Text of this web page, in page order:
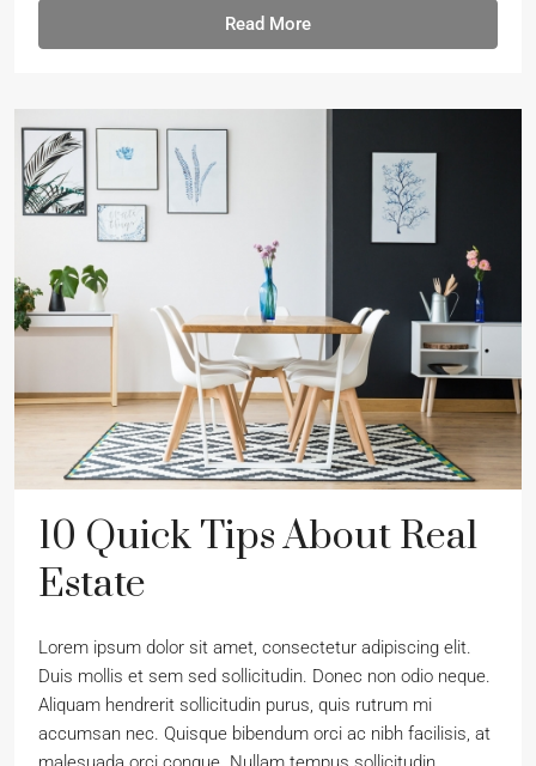
Read More
10 Quick Tips About Real
Estate
Lorem ipsum dolor sit amet, consectetur adipiscing elit.
Duis mollis et sem sed sollicitudin. Donec non odio neque.
Aliquam hendrerit sollicitudin purus, quis rutrum mi
accumsan nec. Quisque bibendum orci ac nibh facilisis, at